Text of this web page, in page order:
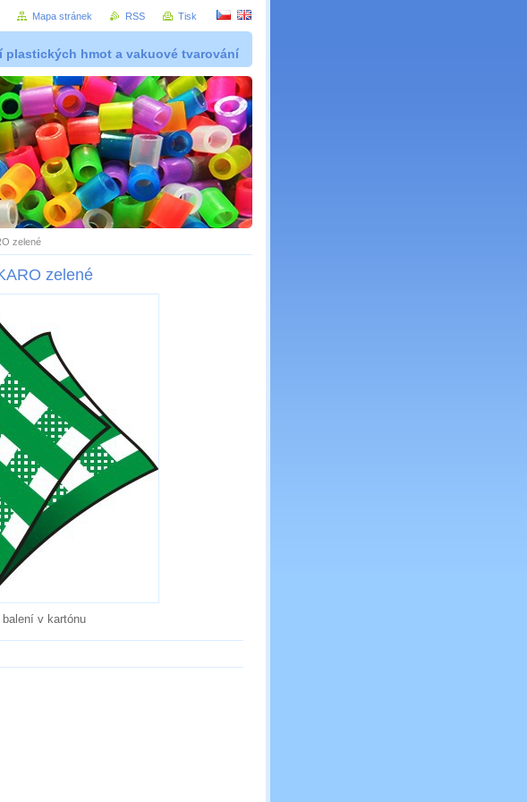
plastických hmot a vakuové tvarování
zelené
zelené
v kartónu
Mapa stránek RSS Tisk